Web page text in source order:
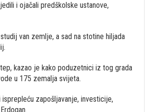
i ojačali predškolske ustanove,
van zemlje, a sad na stotine hiljada
kazao je kako poduzetnici iz tog grada
u 175 zemalja svijeta.
zapošljavanje, investicije,